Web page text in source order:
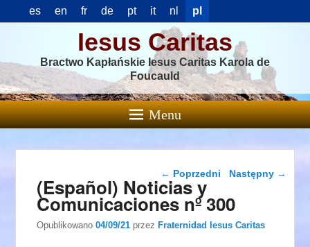
es en fr de pt it nl pl
Iesus Caritas
Bractwo Kapłańskie Iesus Caritas Karola de
Foucauld
Menu
Nawigacja wpisu
← Poprzedni Następny →
(Español) Noticias y
Comunicaciones nº 300
Opublikowano04/09/21 przezFraternidad Iesus Caritas